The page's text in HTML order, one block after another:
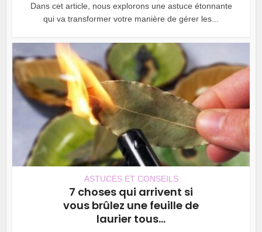
Dans cet article, nous explorons une astuce étonnante
qui va transformer votre manière de gérer les...
ASTUCES ET CONSEILS
7 choses qui arrivent si
vous brûlez une feuille de
laurier tous...